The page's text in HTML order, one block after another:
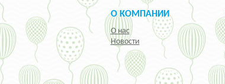
О КОМПАНИИ
О нас
Новости